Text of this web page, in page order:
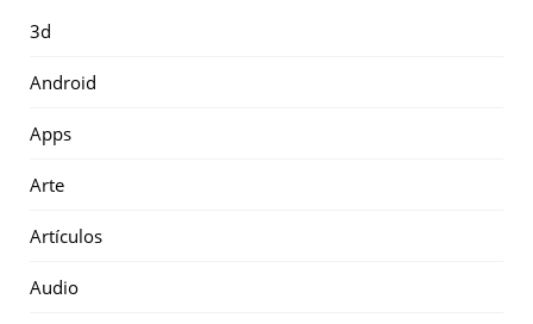
3d
Android
Apps
Arte
Artículos
Audio